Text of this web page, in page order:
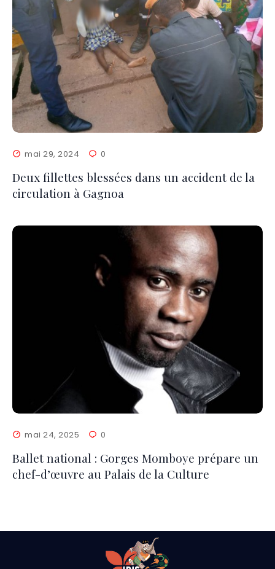
mai 29, 2024 0
Deux fillettes blessées dans un accident de la
circulation à Gagnoa
mai 24, 2025 0
Ballet national : Gorges Momboye prépare un
chef-d’œuvre au Palais de la Culture